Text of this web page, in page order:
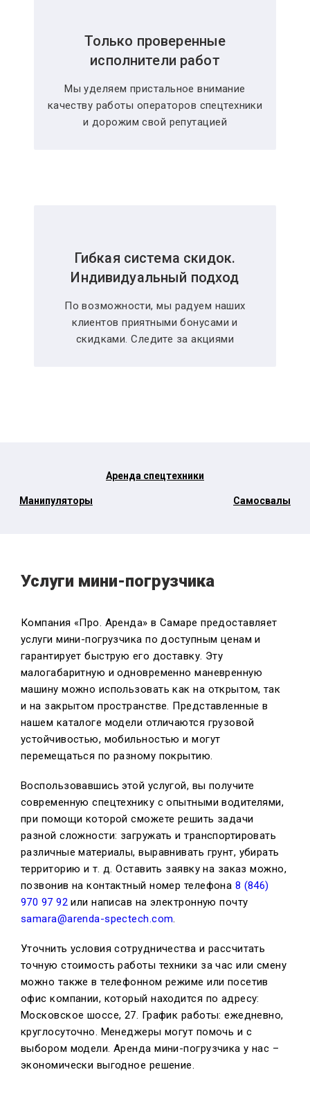
Только проверенные
исполнители работ
Мы уделяем пристальное внимание
качеству работы операторов спецтехники
и дорожим свой репутацией
Гибкая система скидок.
Индивидуальный подход
По возможности, мы радуем наших
клиентов приятными бонусами и
скидками. Следите за акциями
Манипуляторы
Аренда спецтехники
Самосвалы
Услуги мини-погрузчика
Компания «Про. Аренда» в Самаре предоставляет
услуги мини-погрузчика по доступным ценам и
гарантирует быструю его доставку. Эту
малогабаритную и одновременно маневренную
машину можно использовать как на открытом, так
и на закрытом пространстве. Представленные в
нашем каталоге модели отличаются грузовой
устойчивостью, мобильностью и могут
перемещаться по разному покрытию.
Воспользовавшись этой услугой, вы получите
современную спецтехнику с опытными водителями,
при помощи которой сможете решить задачи
разной сложности: загружать и транспортировать
различные материалы, выравнивать грунт, убирать
территорию и т. д. Оставить заявку на заказ можно,
позвонив на контактный номер телефона 8 (846)
970 97 92или написав на электронную почту
samara@arenda-spectech.com.
Уточнить условия сотрудничества и рассчитать
точную стоимость работы техники за час или смену
можно также в телефонном режиме или посетив
офис компании, который находится по адресу:
Московское шоссе, 27. График работы: ежедневно,
круглосуточно. Менеджеры могут помочь и с
выбором модели. Аренда мини-погрузчика у нас –
экономически выгодное решение.